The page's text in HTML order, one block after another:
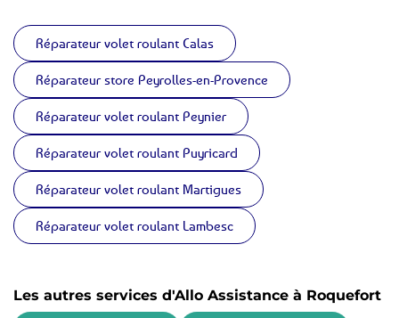
Réparateur volet roulant Calas
Réparateur store Peyrolles-en-Provence
Réparateur volet roulant Peynier
Réparateur volet roulant Puyricard
Réparateur volet roulant Martigues
Réparateur volet roulant Lambesc
Les autres services d'Allo Assistance à Roquefort